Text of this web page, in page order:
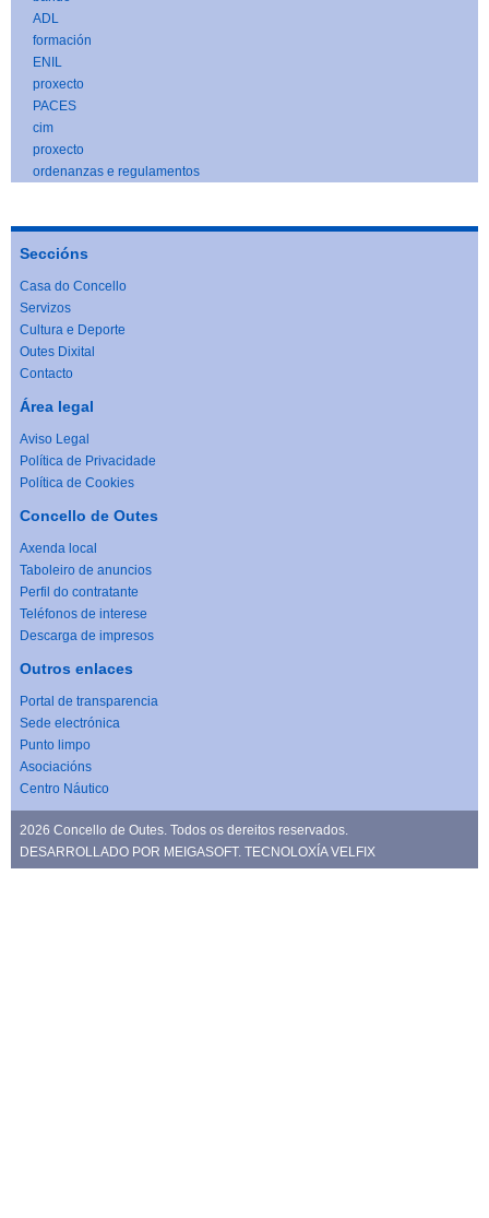
ADL
formación
ENIL
proxecto
PACES
cim
proxecto
ordenanzas e regulamentos
Seccións
Casa do Concello
Servizos
Cultura e Deporte
Outes Dixital
Contacto
Área legal
Aviso Legal
Política de Privacidade
Política de Cookies
Concello de Outes
Axenda local
Taboleiro de anuncios
Perfil do contratante
Teléfonos de interese
Descarga de impresos
Outros enlaces
Portal de transparencia
Sede electrónica
Punto limpo
Asociacións
Centro Náutico
2026 Concello de Outes. Todos os dereitos reservados.
DESARROLLADO POR MEIGASOFT. TECNOLOXÍAVELFIX